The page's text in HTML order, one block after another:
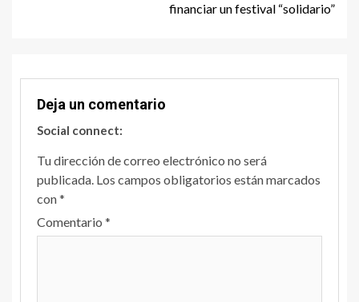
financiar un festival “solidario”
Deja un comentario
Social connect:
Tu dirección de correo electrónico no será
publicada. Los campos obligatorios están marcados
con*
Comentario *